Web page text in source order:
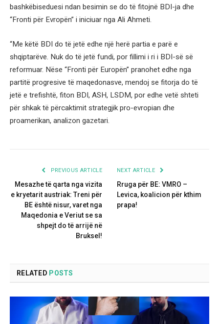
bashkëbiseduesi ndan besimin se do të fitojnë BDI-ja dhe
“Fronti për Evropën” i iniciuar nga Ali Ahmeti.
“Me këtë BDI do të jetë edhe një herë partia e parë e
shqiptarëve. Nuk do të jetë fundi, por fillimi i ri i BDI-së së
reformuar. Nëse “Fronti për Europën” pranohet edhe nga
partitë progresive të maqedonasve, mendoj se fitorja do të
jetë e trefishtë, fiton BDI, ASH, LSDM, por edhe vetë shteti
për shkak të përcaktimit strategjik pro-evropian dhe
proamerikan, analizon gazetari.
PREVIOUS ARTICLE
Mesazhe të qarta nga vizita
e kryetarit austriak: Treni për
BE është nisur, varet nga
Maqedonia e Veriut se sa
shpejt do të arrijë në
Bruksel!
NEXT ARTICLE
Rruga për BE: VMRO –
Levica, koalicion për kthim
prapa!
RELATED POSTS